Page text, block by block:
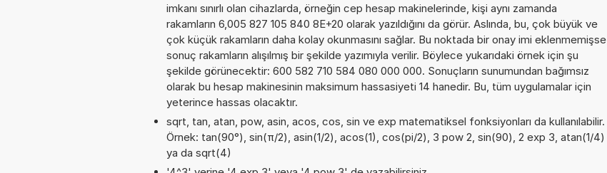
imkanı sınırlı olan cihazlarda, örneğin cep hesap makinelerinde, kişi aynı zamanda
rakamların 6,005 827 105 840 8E+20 olarak yazıldığını da görür. Aslında, bu, çok büyük ve
çok küçük rakamların daha kolay okunmasını sağlar. Bu noktada bir onay imi eklenmemişse
sonuç rakamların alışılmış bir şekilde yazımıyla verilir. Böylece yukarıdaki örnek için şu
şekilde görünecektir: 600 582 710 584 080 000 000. Sonuçların sunumundan bağımsız
olarak bu hesap makinesinin maksimum hassasiyeti 14 hanedir. Bu, tüm uygulamalar için
yeterince hassas olacaktır.
sqrt, tan, atan, pow, asin, acos, cos, sin ve exp matematiksel fonksiyonları da kullanılabilir.
Örnek: tan(90°), sin(π/2), asin(1/2), acos(1), cos(pi/2), 3 pow 2, sin(90), 2 exp 3, atan(1/4)
ya da sqrt(4)